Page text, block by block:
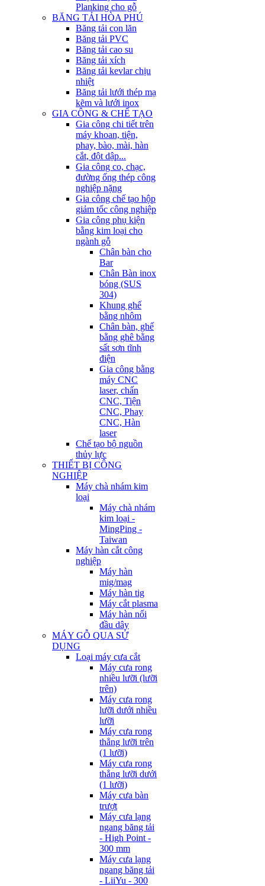
Planking cho gỗ
BĂNG TẢI HÒA PHÚ
Băng tải con lăn
Băng tải PVC
Băng tải cao su
Băng tải xích
Băng tải kevlar chịu
nhiệt
Băng tải lưới thép mạ
kẽm và lưới inox
GIA CÔNG & CHẾ TẠO
Gia công chi tiết trên
máy khoan, tiện,
phay, bào, mài, hàn
cắt, đột dập...
Gia công co, chạc,
đường ống thép công
nghiệp nặng
Gia công chế tạo hộp
giảm tốc công nghiệp
Gia công phụ kiện
bằng kim loại cho
ngành gỗ
Chân bàn cho
Bar
Chân Bàn inox
bóng (SUS
304)
Khung ghế
bằng nhôm
Chân bàn, ghế
bằng ghê bằng
sất sơn tĩnh
điện
Gia công bằng
máy CNC
laser, chấn
CNC, Tiện
CNC, Phay
CNC, Hàn
laser
Chế tạo bộ nguồn
thủy lực
THIẾT BỊ CÔNG
NGHIỆP
Máy chà nhám kim
loại
Máy chà nhám
kim loại -
MingPing -
Taiwan
Máy hàn cắt công
nghiệp
Máy hàn
mig/mag
Máy hàn tig
Máy cắt plasma
Máy hàn nối
đầu dây
MÁY GỖ QUA SỬ
DỤNG
Loại máy cưa cắt
Máy cưa rong
nhiều lưỡi (lưỡi
trên)
Máy cưa rong
lưỡi dưới nhiều
lưỡi
Máy cưa rong
thẳng lưỡi trên
(1 lưỡi)
Máy cưa rong
thẳng lưỡi dưới
(1 lưỡi)
Máy cưa bàn
trượt
Máy cưa lạng
ngang băng tải
- High Point -
300 mm
Máy cưa lạng
ngang băng tải
- LiiYu - 300